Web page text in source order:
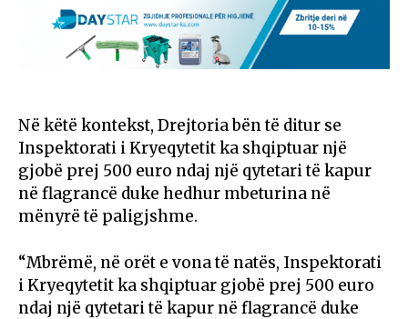
Në këtë kontekst, Drejtoria bën të ditur se
Inspektorati i Kryeqytetit ka shqiptuar një
gjobë prej 500 euro ndaj një qytetari të kapur
në flagrancë duke hedhur mbeturina në
mënyrë të paligjshme.
“Mbrëmë, në orët e vona të natës, Inspektorati
i Kryeqytetit ka shqiptuar gjobë prej 500 euro
ndaj një qytetari të kapur në flagrancë duke